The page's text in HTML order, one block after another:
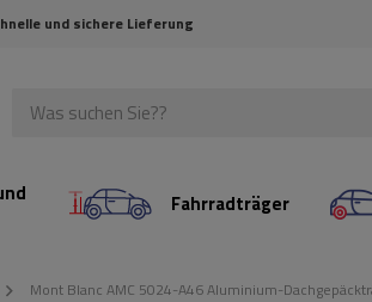
und sichere Lieferung
Fahrradträger
Mont Blanc AMC 5024-A46 Aluminium-